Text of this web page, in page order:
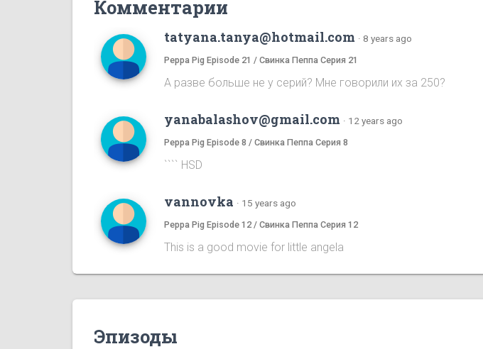
Комментарии
tatyana.tanya@hotmail.com · 8 years ago
Peppa Pig Episode 21 / Свинка Пеппа Серия 21
А разве больше не у серий? Мне говорили их за 250?
yanabalashov@gmail.com · 12 years ago
Peppa Pig Episode 8 / Свинка Пеппа Серия 8
```` HSD
vannovka · 15 years ago
Peppa Pig Episode 12 / Свинка Пеппа Серия 12
This is a good movie for little angela
Эпизоды